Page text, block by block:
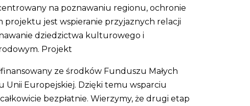
na poznawaniu regionu, ochronie
projektu jest wspieranie przyjaznych relacji
dziedzictwa kulturowego i
Projekt
ze środków Funduszu Małych
Europejskiej. Dzięki temu wsparciu
bezpłatnie. Wierzymy, że drugi etap